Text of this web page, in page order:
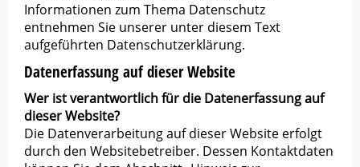
Informationen zum Thema Datenschutz
entnehmen Sie unserer unter diesem Text
aufgeführten Datenschutzerklärung.
Datenerfassung auf dieser Website
Wer ist verantwortlich für die Datenerfassung auf
dieser Website?
Die Datenverarbeitung auf dieser Website erfolgt
durch den Websitebetreiber. Dessen Kontaktdaten